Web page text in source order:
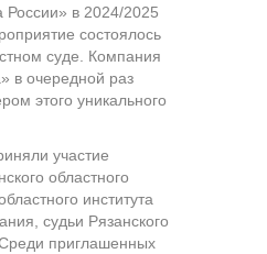
России» в 2024/2025
состоялось
суде. Компания
в очередной раз
этого уникального
участие
областного
института
судьи Рязанского
приглашенных